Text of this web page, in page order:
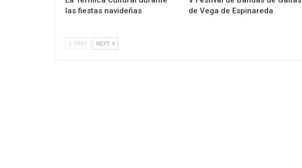
las fiestas navideñas
de Vega de Espinareda
PREV NEXT